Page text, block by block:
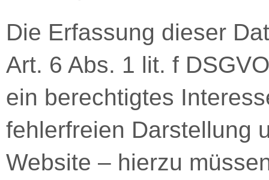
Die Erfassung dieser
Art. 6 Abs. 1 lit. f
ein berechtigtes
fehlerfreien Darstellung
Website – hierzu